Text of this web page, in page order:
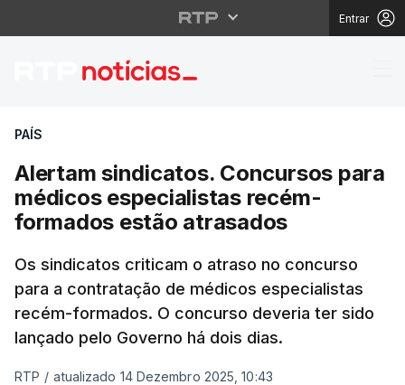
Entrar
Alertam sindicatos.
PAÍS
Alertam sindicatos. Concursos para
médicos especialistas recém-
formados estão atrasados
Os sindicatos criticam o atraso no concurso
para a contratação de médicos especialistas
recém-formados. O concurso deveria ter sido
lançado pelo Governo há dois dias.
RTP / atualizado 14 Dezembro 2025, 10:43